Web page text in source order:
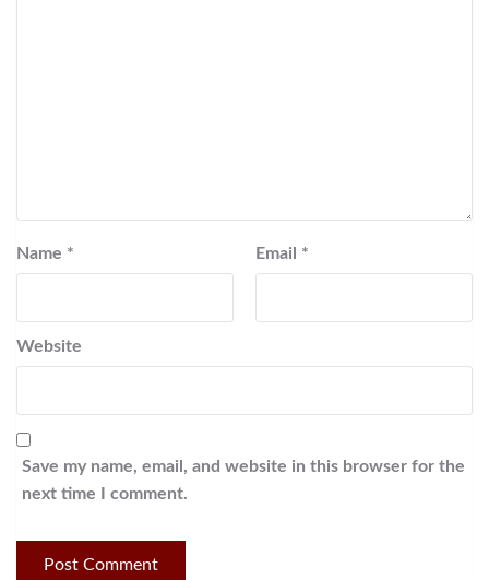
Name * Email *
Website
Save my name, email, and website in this browser for the
next time I comment.